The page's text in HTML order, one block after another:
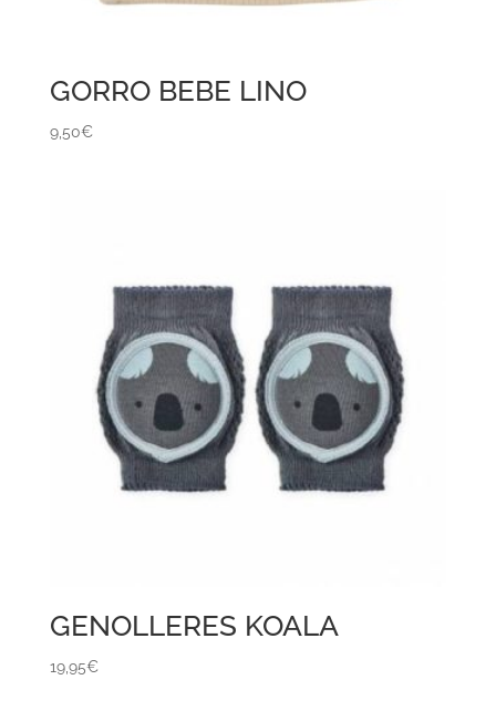
GORRO BEBE LINO
9,50€
GENOLLERES KOALA
19,95€